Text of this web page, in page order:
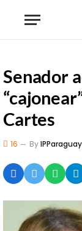
Senador
Cartes
16 ByIPParaguay